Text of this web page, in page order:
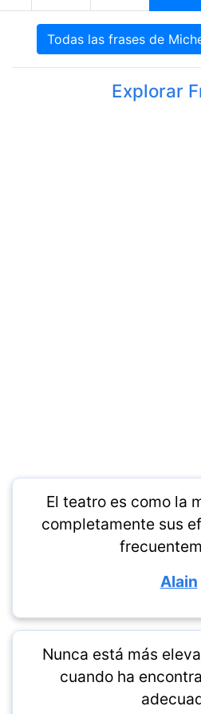
Todas las frases de
Explorar
El teatro es como la
completamente sus
Alain
Nunca está más
cuando ha